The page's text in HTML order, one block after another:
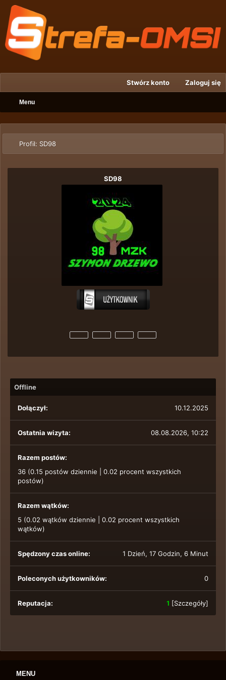
Stwórz konto Zaloguj się
Menu
Profil: SD98
SD98
Offline
Dołączył: 10.12.2025
Ostatnia wizyta: 08.08.2026, 10:22
Razem postów:
36 (0.15 postów dziennie | 0.02 procent wszystkich
postów)
Razem wątków:
5 (0.02 wątków dziennie | 0.02 procent wszystkich
wątków)
Spędzony czas online: 1 Dzień, 17 Godzin, 6 Minut
Poleconych użytkowników: 0
Reputacja: 1 [Szczegóły]
MENU